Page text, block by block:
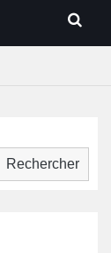
Rechercher